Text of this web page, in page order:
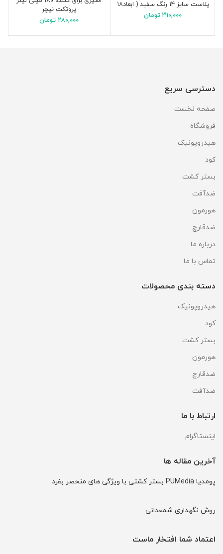
پلاست سایز ۱۴ رنگ سفید ( ابعاد۱۸
۳۱۰,۰۰۰ تومان
پروتکت نیچر
۲۸۰,۰۰۰ تومان
دسترسی سریع
صفحه نخست
فروشگاه
هیدروپونیک
کود
بستر کشت
ضدآفت
هورمون
ضدقارچ
درباره ما
تماس با ما
دسته بندی محصولات
هیدروپونیک
کود
بستر کشت
هورمون
ضدقارچ
ضدآفت
ارتباط با ما
اینستاگرام
آخرین مقاله ها
پومدیا PUMedia بستر کشتی با ویژگی های منحصر بفرد
روش نگهداری شمعدانی
اعتماد شما افتخار ماست